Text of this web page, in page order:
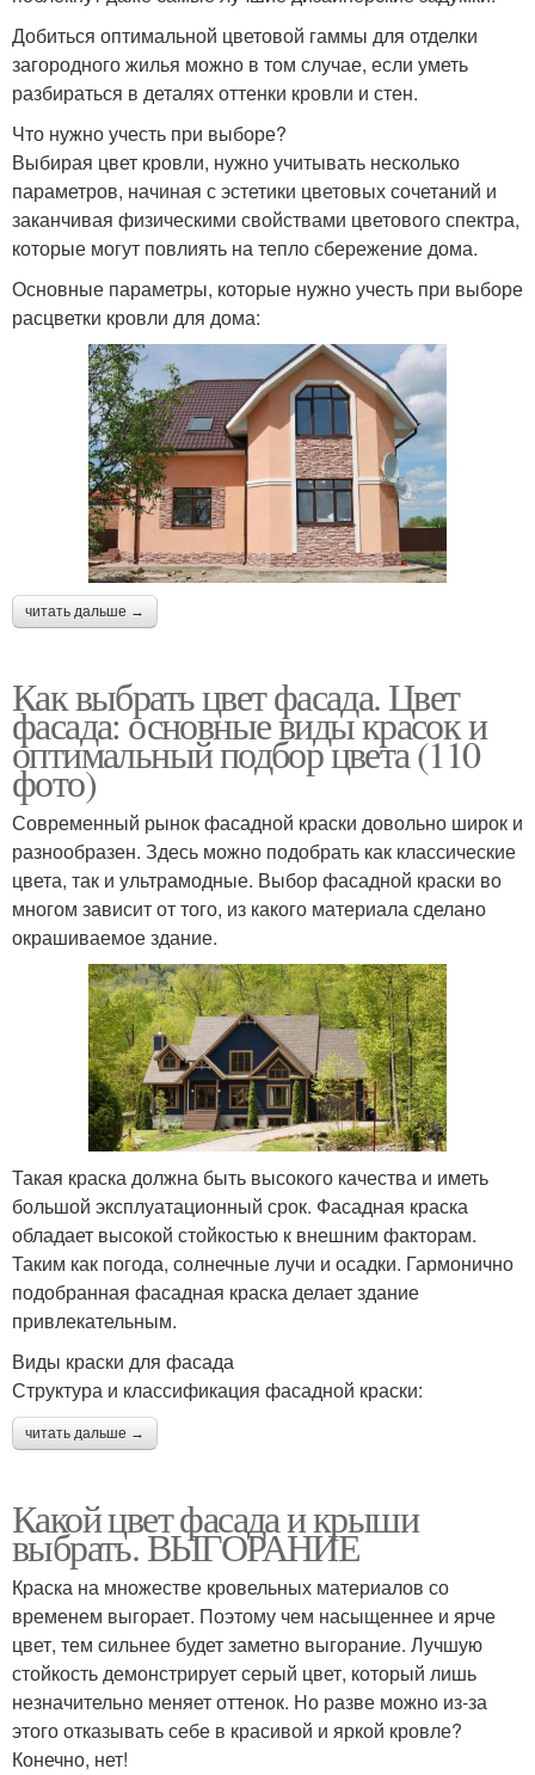
Добиться оптимальной цветовой гаммы для отделки
загородного жилья можно в том случае, если уметь
разбираться в деталях оттенки кровли и стен.
Что нужно учесть при выборе?
Выбирая цвет кровли, нужно учитывать несколько
параметров, начиная с эстетики цветовых сочетаний и
заканчивая физическими свойствами цветового спектра,
которые могут повлиять на тепло сбережение дома.
Основные параметры, которые нужно учесть при выборе
расцветки кровли для дома:
читать дальше →
Как выбрать цвет фасада. Цвет
фасада: основные виды красок и
оптимальный подбор цвета (110
фото)
Современный рынок фасадной краски довольно широк и
разнообразен. Здесь можно подобрать как классические
цвета, так и ультрамодные. Выбор фасадной краски во
многом зависит от того, из какого материала сделано
окрашиваемое здание.
Такая краска должна быть высокого качества и иметь
большой эксплуатационный срок. Фасадная краска
обладает высокой стойкостью к внешним факторам.
Таким как погода, солнечные лучи и осадки. Гармонично
подобранная фасадная краска делает здание
привлекательным.
Виды краски для фасада
Структура и классификация фасадной краски:
читать дальше →
Какой цвет фасада и крыши
выбрать. ВЫГОРАНИЕ
Краска на множестве кровельных материалов со
временем выгорает. Поэтому чем насыщеннее и ярче
цвет, тем сильнее будет заметно выгорание. Лучшую
стойкость демонстрирует серый цвет, который лишь
незначительно меняет оттенок. Но разве можно из-за
этого отказывать себе в красивой и яркой кровле?
Конечно, нет!